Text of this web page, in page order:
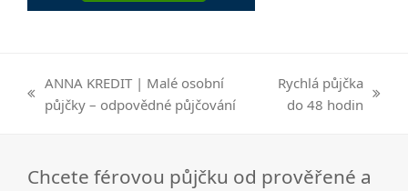
previous
ANNA KREDIT | Malé osobní
půjčky – odpovědné půjčování
next
Rychlá půjčka
do 48 hodin
Chcete férovou půjčku od prověřené a